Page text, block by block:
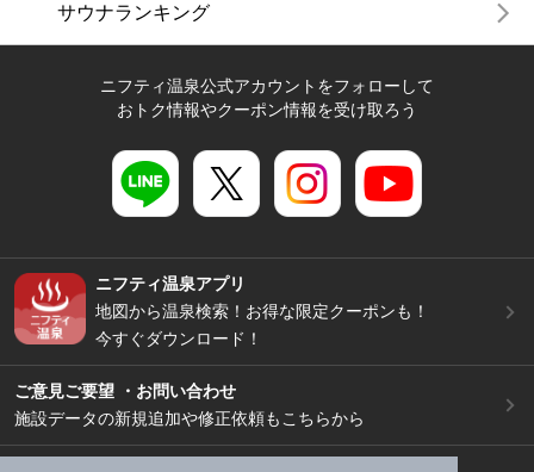
サウナランキング
ニフティ温泉公式アカウントをフォローして
おトク情報やクーポン情報を受け取ろう
ニフティ温泉アプリ
地図から温泉検索！お得な限定クーポンも！
今すぐダウンロード！
ご意見ご要望 ・お問い合わせ
施設データの新規追加や修正依頼もこちらから